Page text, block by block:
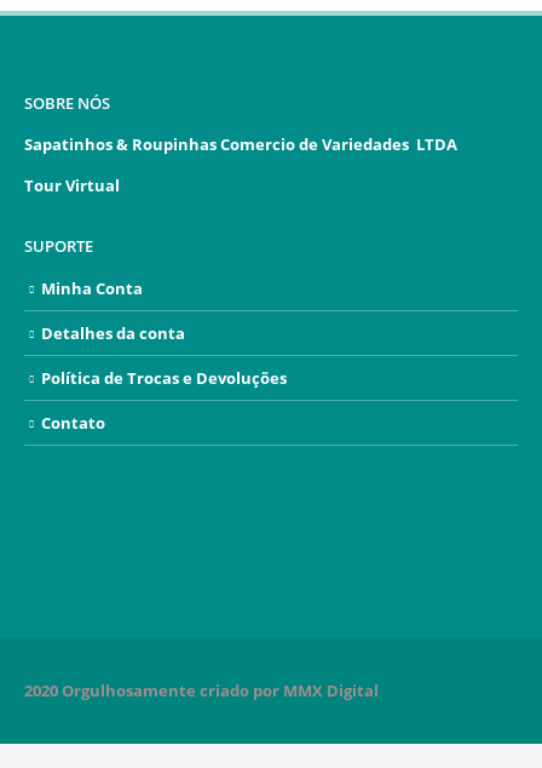
SOBRE NÓS
Sapatinhos & Roupinhas Comercio de Variedades LTDA
Tour Virtual
SUPORTE
Minha Conta
Detalhes da conta
Política de Trocas e Devoluções
Contato
2020 Orgulhosamente criado por MMX Digital